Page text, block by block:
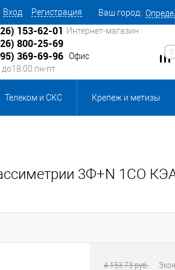
Вход Регистрация Ваш город:
153-62-01 Интернет-магазин
800-25-69
369-69-96 Офис
до18:00 пн-пт
0
Телеком и СКС Крепеж и метизы
и комплектующие, бытовая
для склада Ретро-электрика
3Ф+N 1СО
4 153.73 руб.